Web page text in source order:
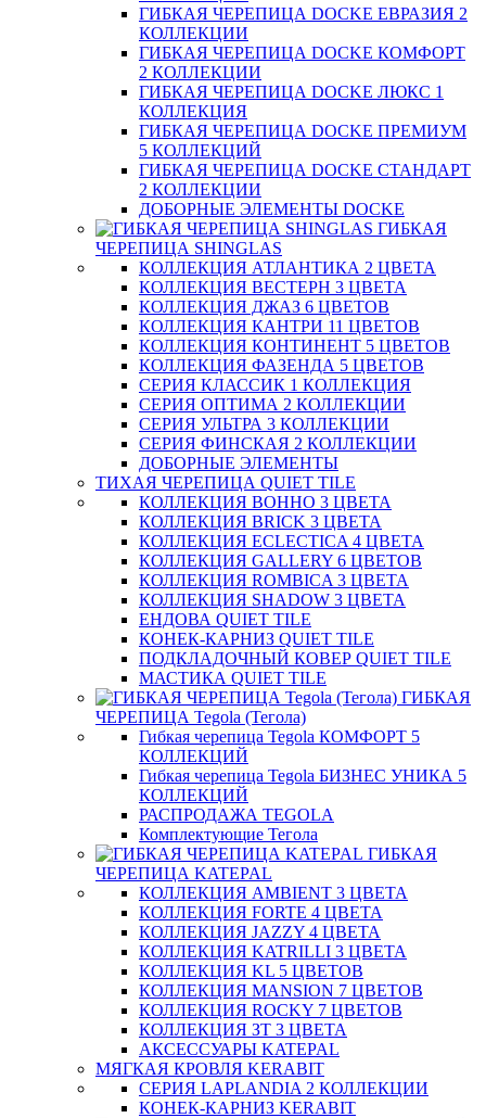
ГИБКАЯ ЧЕРЕПИЦА DOCKE ЕВРАЗИЯ 2
КОЛЛЕКЦИИ
ГИБКАЯ ЧЕРЕПИЦА DOCKE КОМФОРТ
2 КОЛЛЕКЦИИ
ГИБКАЯ ЧЕРЕПИЦА DOCKE ЛЮКС 1
КОЛЛЕКЦИЯ
ГИБКАЯ ЧЕРЕПИЦА DOCKE ПРЕМИУМ
5 КОЛЛЕКЦИЙ
ГИБКАЯ ЧЕРЕПИЦА DOCKE СТАНДАРТ
2 КОЛЛЕКЦИИ
ДОБОРНЫЕ ЭЛЕМЕНТЫ DOCKE
ГИБКАЯ
ЧЕРЕПИЦА SHINGLAS
КОЛЛЕКЦИЯ АТЛАНТИКА 2 ЦВЕТА
КОЛЛЕКЦИЯ ВЕСТЕРН 3 ЦВЕТА
КОЛЛЕКЦИЯ ДЖАЗ 6 ЦВЕТОВ
КОЛЛЕКЦИЯ КАНТРИ 11 ЦВЕТОВ
КОЛЛЕКЦИЯ КОНТИНЕНТ 5 ЦВЕТОВ
КОЛЛЕКЦИЯ ФАЗЕНДА 5 ЦВЕТОВ
СЕРИЯ КЛАССИК 1 КОЛЛЕКЦИЯ
СЕРИЯ ОПТИМА 2 КОЛЛЕКЦИИ
СЕРИЯ УЛЬТРА 3 КОЛЛЕКЦИИ
СЕРИЯ ФИНСКАЯ 2 КОЛЛЕКЦИИ
ДОБОРНЫЕ ЭЛЕМЕНТЫ
ТИХАЯ ЧЕРЕПИЦА QUIET TILE
КОЛЛЕКЦИЯ BOHHO 3 ЦВЕТА
КОЛЛЕКЦИЯ BRICK 3 ЦВЕТА
КОЛЛЕКЦИЯ ECLECTICA 4 ЦВЕТА
КОЛЛЕКЦИЯ GALLERY 6 ЦВЕТОВ
КОЛЛЕКЦИЯ ROMBICA 3 ЦВЕТА
КОЛЛЕКЦИЯ SHADOW 3 ЦВЕТА
ЕНДОВА QUIET TILE
КОНЕК-КАРНИЗ QUIET TILE
ПОДКЛАДОЧНЫЙ КОВЕР QUIET TILE
МАСТИКА QUIET TILE
ГИБКАЯ
ЧЕРЕПИЦА Tegola (Тегола)
Гибкая черепица Tegola КОМФОРТ 5
КОЛЛЕКЦИЙ
Гибкая черепица Tegola БИЗНЕС УНИКА 5
КОЛЛЕКЦИЙ
РАСПРОДАЖА TEGOLA
Комплектующие Тегола
ГИБКАЯ
ЧЕРЕПИЦА KATEPAL
КОЛЛЕКЦИЯ AMBIENT 3 ЦВЕТА
КОЛЛЕКЦИЯ FORTE 4 ЦВЕТА
КОЛЛЕКЦИЯ JAZZY 4 ЦВЕТА
КОЛЛЕКЦИЯ KATRILLI 3 ЦВЕТА
КОЛЛЕКЦИЯ KL 5 ЦВЕТОВ
КОЛЛЕКЦИЯ MANSION 7 ЦВЕТОВ
КОЛЛЕКЦИЯ ROCKY 7 ЦВЕТОВ
КОЛЛЕКЦИЯ ЗТ 3 ЦВЕТА
АКСЕССУАРЫ KATEPAL
МЯГКАЯ КРОВЛЯ KERABIT
СЕРИЯ LAPLANDIA 2 КОЛЛЕКЦИИ
КОНЕК-КАРНИЗ KERABIT